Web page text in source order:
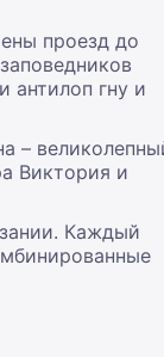
проезд до
антилоп гну и
–
Виктория и
Каждый